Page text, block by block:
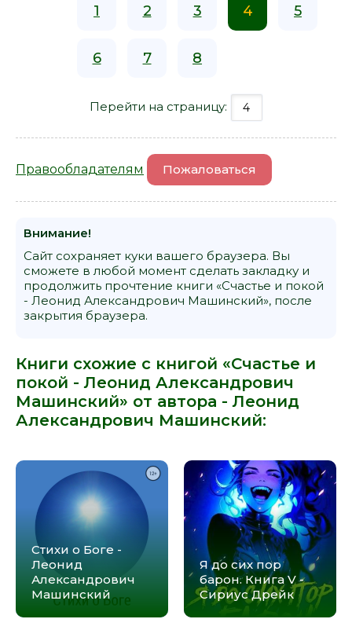
1 2 3 4 5
6 7 8
Перейти на страницу:
Правообладателям Пожаловаться
Внимание!
Сайт сохраняет куки вашего браузера. Вы
сможете в любой момент сделать закладку и
продолжить прочтение книги «Счастье и покой
- Леонид Александрович Машинский», после
закрытия браузера.
Книги схожие с книгой «Счастье и
покой - Леонид Александрович
Машинский» от автора -Леонид
Александрович Машинский:
Стихи о Боге -
Леонид
Александрович
Машинский
Я до сих пор
барон. Книга V -
Сириус Дрейк